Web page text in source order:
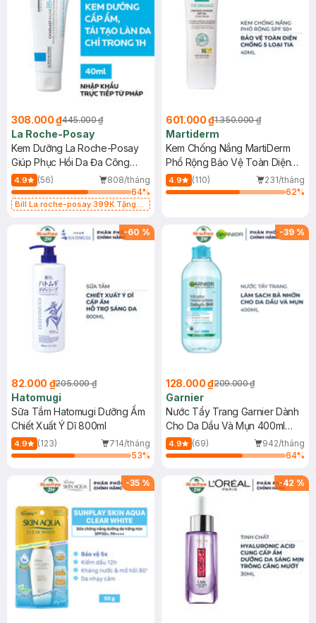
308.000 ₫445.000 ₫
La Roche-Posay
Kem Dưỡng La Roche-Posay
Giúp Phục Hồi Da Đa Công
Dụng 40ml
4.9 (56)
808/tháng
64%
Bill La roche-posay 399K Tặng
(SL có hạn)
601.000 ₫1.350.000 ₫
Martiderm
Kem Chống Nắng MartiDerm
Phổ Rộng Bảo Vệ Toàn Diện
40ml
4.9 (110)
231/tháng
62%
-60 %
82.000 ₫205.000 ₫
Hatomugi
Sữa Tắm Hatomugi Dưỡng Ẩm
Chiết Xuất Ý Dĩ 800ml
4.9 (123)
714/tháng
53%
-39 %
128.000 ₫209.000 ₫
Garnier
Nước Tẩy Trang Garnier Dành
Cho Da Dầu Và Mụn 400ml
(Mới)
4.9 (69)
942/tháng
64%
-35 % -42 %